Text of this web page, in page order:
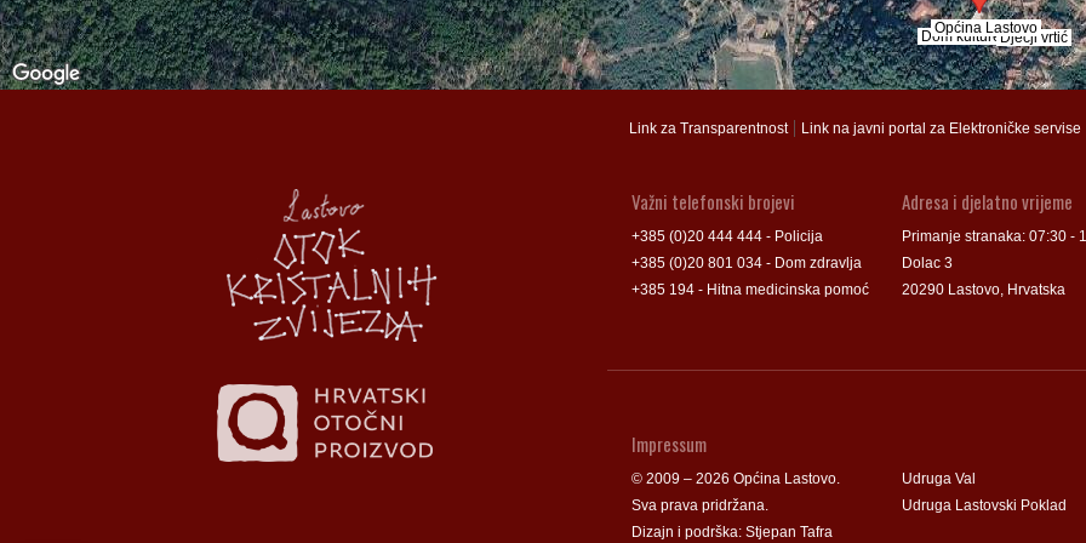
Općina Lastovo
Dječji vrtić
Dom kulture
Općina Lastovo
Dječji vrtić
Dom kulture
Link za Transparentnost| Link na javni portal za Elektroničke servise
Adresa i djelatno vrijeme
Primanje stranaka: 07:30 -
Dolac 3
20290 Lastovo, Hrvatska
Važni telefonski brojevi
+385 (0)20 444 444 - Policija
+385 (0)20 801 034 - Dom zdravlja
+385 194 - Hitna medicinska pomoć
Udruga Val
Udruga Lastovski Poklad
Impressum
© 2009 – 2026 Općina Lastovo.
Sva prava pridržana.
Dizajn i podrška: Stjepan Tafra